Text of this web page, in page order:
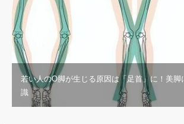
若い人のO脚が生じる原因は「足首」に！美脚
識